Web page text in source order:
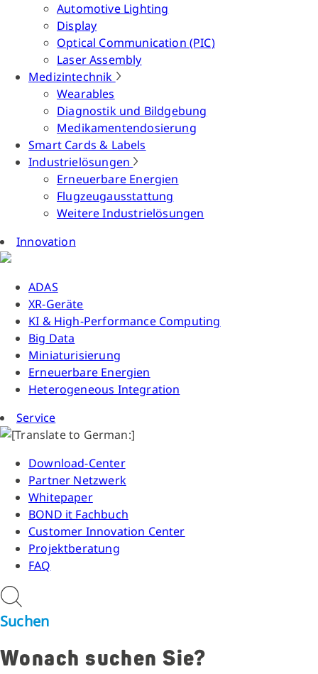
Automotive Lighting
Display
Optical Communication (PIC)
Laser Assembly
Medizintechnik
Wearables
Diagnostik und Bildgebung
Medikamentendosierung
Smart Cards & Labels
Industrielösungen
Erneuerbare Energien
Flugzeugausstattung
Weitere Industrielösungen
Innovation
ADAS
XR-Geräte
KI & High-Performance Computing
Big Data
Miniaturisierung
Erneuerbare Energien
Heterogeneous Integration
Service
Download-Center
Partner Netzwerk
Whitepaper
BOND it Fachbuch
Customer Innovation Center
Projektberatung
FAQ
Suchen
Wonach suchen Sie?